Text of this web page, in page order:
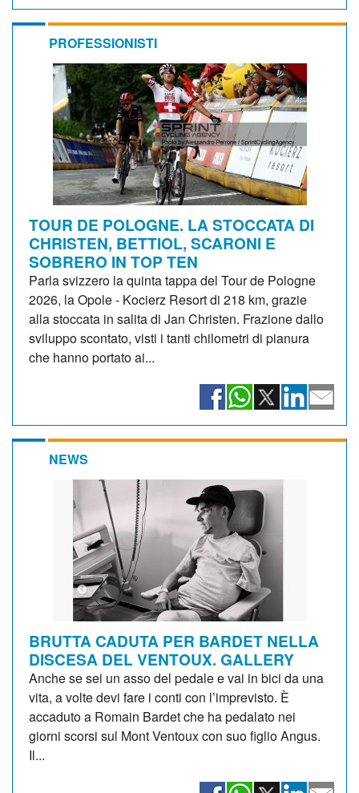
PROFESSIONISTI
TOUR DE POLOGNE. LA STOCCATA DI
CHRISTEN, BETTIOL, SCARONI E
SOBRERO IN TOP TEN
Parla svizzero la quinta tappa del Tour de Pologne
2026, la Opole - Kocierz Resort di 218 km, grazie
alla stoccata in salita di Jan Christen. Frazione dallo
sviluppo scontato, visti i tanti chilometri di pianura
che hanno portato ai...
NEWS
BRUTTA CADUTA PER BARDET NELLA
DISCESA DEL VENTOUX. GALLERY
Anche se sei un asso del pedale e vai in bici da una
vita, a volte devi fare i conti con l’imprevisto. È
accaduto a Romain Bardet che ha pedalato nei
giorni scorsi sul Mont Ventoux con suo figlio Angus.
Il...